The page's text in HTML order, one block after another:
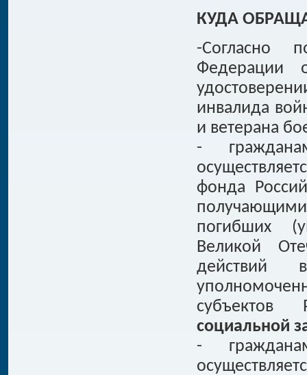
КУДА
-Согласно
инвалида
и ветерана
-
фонда
погибших
Великой
действий
субъектов
социальной
-